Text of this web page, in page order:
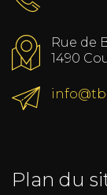
Rue de
1490
Plan du